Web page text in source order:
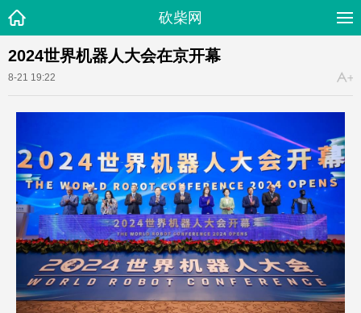
砍柴网
2024世界机器人大会在京开幕
8-21 19:22